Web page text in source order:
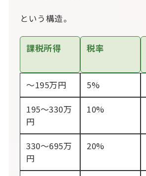
という構造。
課税所得 税率
～195万円 5%
195～330万
円
10%
330～695万
円
20%